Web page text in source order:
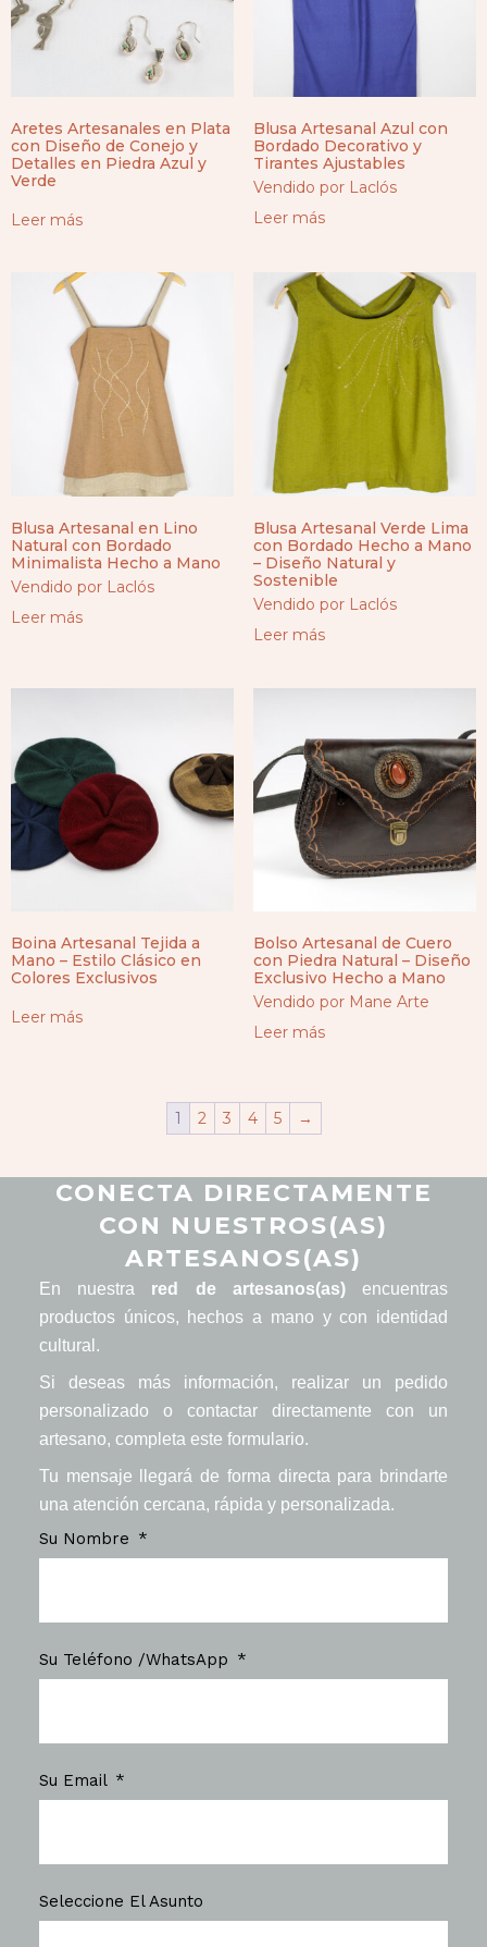
Aretes Artesanales en Plata
con Diseño de Conejo y
Detalles en Piedra Azul y
Verde
Leer más
Blusa Artesanal Azul con
Bordado Decorativo y
Tirantes Ajustables
Vendido por Laclós
Leer más
Blusa Artesanal en Lino
Natural con Bordado
Minimalista Hecho a Mano
Vendido por Laclós
Leer más
Blusa Artesanal Verde Lima
con Bordado Hecho a Mano
– Diseño Natural y
Sostenible
Vendido por Laclós
Leer más
Boina Artesanal Tejida a
Mano – Estilo Clásico en
Colores Exclusivos
Leer más
Bolso Artesanal de Cuero
con Piedra Natural – Diseño
Exclusivo Hecho a Mano
Vendido por Mane Arte
Leer más
1 2 3 4 5 →
CONECTA DIRECTAMENTE
CON NUESTROS(AS)
ARTESANOS(AS)
En nuestra red de artesanos(as)encuentras
productos únicos, hechos a mano y con identidad
cultural.
Si deseas más información, realizar un pedido
personalizado o contactar directamente con un
artesano, completa este formulario.
Tu mensaje llegará de forma directa para brindarte
una atención cercana, rápida y personalizada.
Su Nombre
Su Teléfono /WhatsApp
Su Email
Seleccione El Asunto